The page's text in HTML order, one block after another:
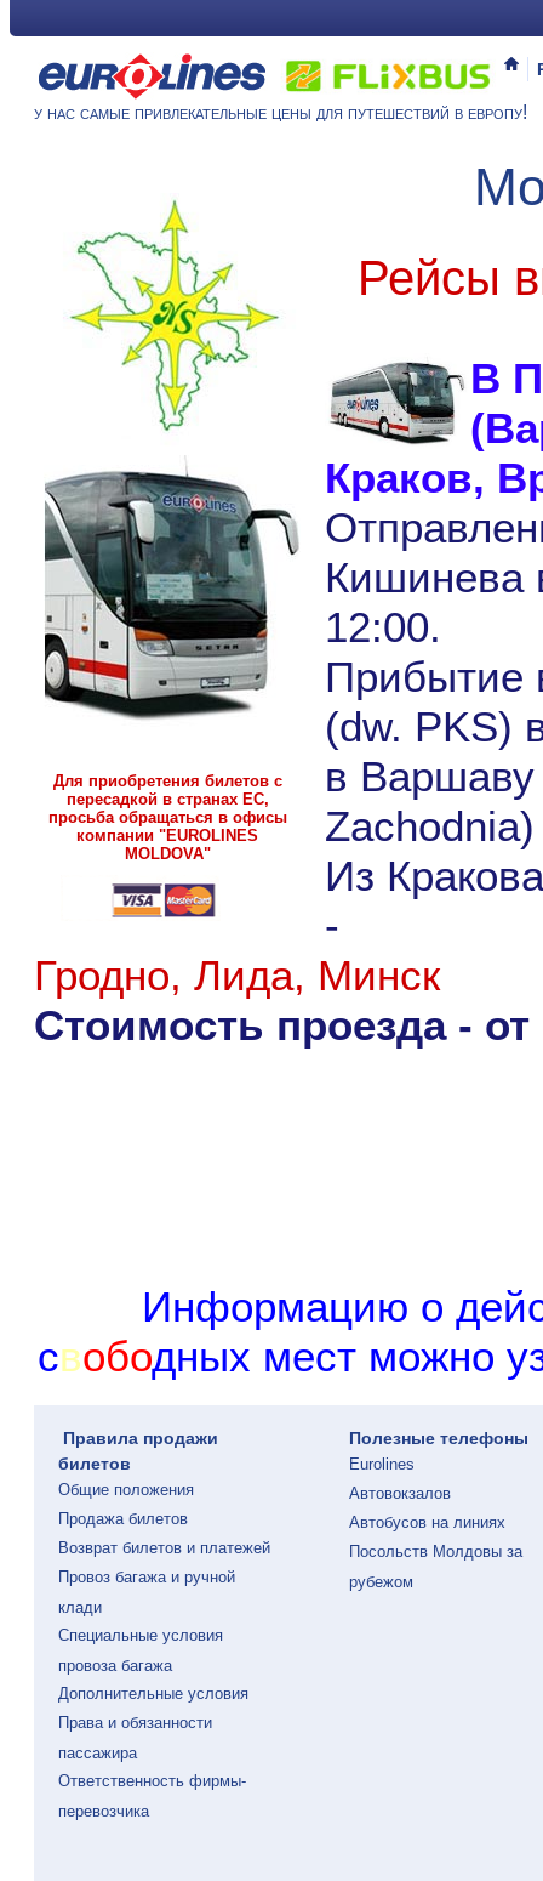
у нас самые привлекательные цены для путешествий в европу!
Для приобретения билетов с
пересадкой в странах ЕС,
просьба обращаться в офисы
компании "EUROLINES
MOLDOVA"
Рейсы
В
Краков,
Кишинева
12:00.
Прибытие
(dw. PKS)
в Варшаву
Из
-
Гродно, Лида, Минск
Стоимость проезда - от
Информацию о дей
свободных мест можно у
Правила продажи
билетов
Общие положения
Продажа билетов
Возврат билетов и платежей
Провоз багажа и ручной
клади
Специальные условия
провоза багажа
Дополнительные условия
Права и обязанности
пассажира
Ответственность фирмы-
перевозчика
Полезные телефоны
Eurolines
Автовокзалов
Автобусов на линиях
Посольств Молдовы за
рубежом